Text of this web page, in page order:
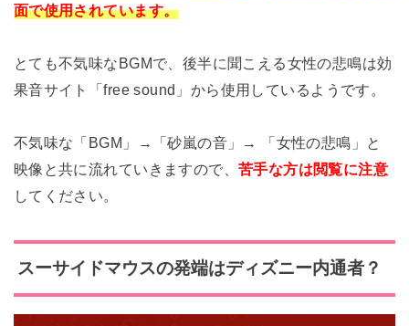
面で使用されています。
とても不気味なBGMで、後半に聞こえる女性の悲鳴は効
果音サイト「free sound」から使用しているようです。
不気味な「BGM」→「砂嵐の音」→ 「女性の悲鳴」と
映像と共に流れていきますので、苦手な方は閲覧に注意
してください。
スーサイドマウスの発端はディズニー内通者？